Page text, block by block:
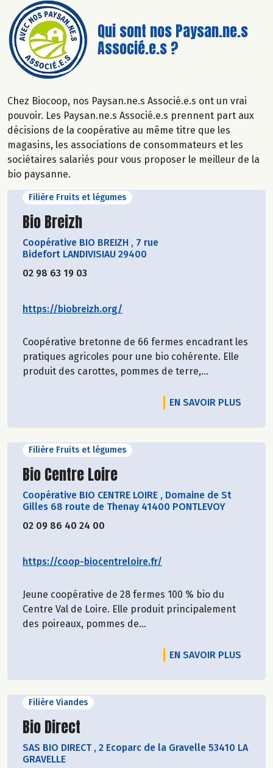
Qui sont nos Paysan.ne.s
Associé.e.s ?
Chez Biocoop, nos Paysan.ne.s Associé.e.s ont un vrai
pouvoir. Les Paysan.ne.s Associé.e.s prennent part aux
décisions de la coopérative au même titre que les
magasins, les associations de consommateurs et les
sociétaires salariés pour vous proposer le meilleur de la
bio paysanne.
Filière Fruits et légumes
Découvrir le producteur
Bio Breizh
Coopérative BIO BREIZH , 7 rue
Bidefort LANDIVISIAU 29400
02 98 63 19 03
https://biobreizh.org/
Coopérative bretonne de 66 fermes encadrant les
pratiques agricoles pour une bio cohérente. Elle
produit des carottes, pommes de terre,...
EN SAVOIR PLUS
Filière Fruits et légumes
Découvrir le producteur
Bio Centre Loire
Coopérative BIO CENTRE LOIRE , Domaine de St
Gilles 68 route de Thenay 41400 PONTLEVOY
02 09 86 40 24 00
https://coop-biocentreloire.fr/
Jeune coopérative de 28 fermes 100 % bio du
Centre Val de Loire. Elle produit principalement
des poireaux, pommes de...
EN SAVOIR PLUS
Filière Viandes
Découvrir le producteur
Bio Direct
SAS BIO DIRECT , 2 Ecoparc de la Gravelle 53410 LA
GRAVELLE